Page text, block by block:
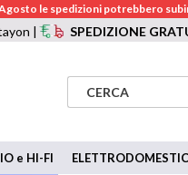
le spedizioni potrebbero
| SPEDIZIONE
e HI-FI